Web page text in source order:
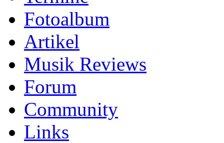
Fotoalbum
Artikel
Musik Reviews
Forum
Community
Links